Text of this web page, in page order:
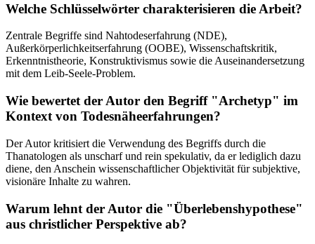
Welche Schlüsselwörter charakterisieren die Arbeit?
Zentrale Begriffe sind Nahtodeserfahrung (NDE),
Außerkörperlichkeitserfahrung (OOBE), Wissenschaftskritik,
Erkenntnistheorie, Konstruktivismus sowie die Auseinandersetzung
mit dem Leib-Seele-Problem.
Wie bewertet der Autor den Begriff "Archetyp" im
Kontext von Todesnäheerfahrungen?
Der Autor kritisiert die Verwendung des Begriffs durch die
Thanatologen als unscharf und rein spekulativ, da er lediglich dazu
diene, den Anschein wissenschaftlicher Objektivität für subjektive,
visionäre Inhalte zu wahren.
Warum lehnt der Autor die "Überlebenshypothese"
aus christlicher Perspektive ab?